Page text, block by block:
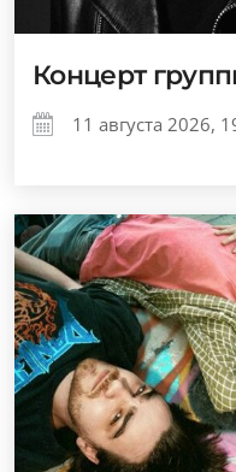
Концерт
11 августа 2026,